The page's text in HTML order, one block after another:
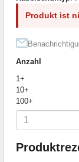
Produkt ist
Anzahl
1+
10+
100+